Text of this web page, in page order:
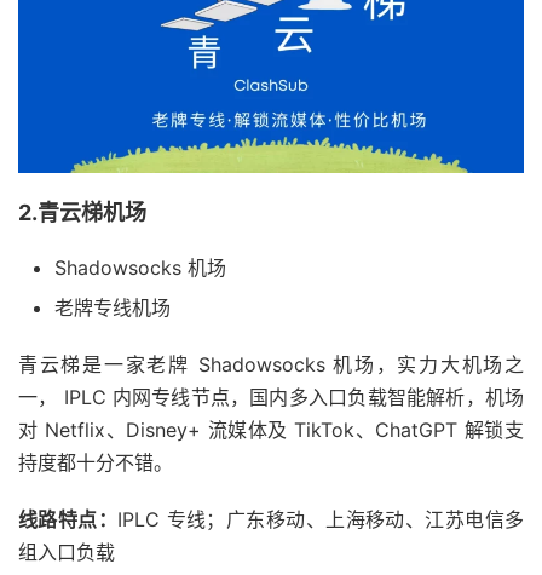
2.青云梯机场
Shadowsocks 机场
老牌专线机场
青云梯是一家老牌 Shadowsocks 机场，实力大机场之
一， IPLC 内网专线节点，国内多入口负载智能解析，机场
对 Netflix、Disney+ 流媒体及 TikTok、ChatGPT 解锁支
持度都十分不错。
线路特点： IPLC 专线；广东移动、上海移动、江苏电信多
组入口负载